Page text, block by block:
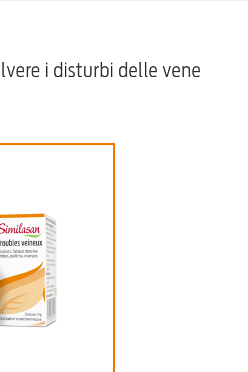
i disturbi delle vene
Similasan Disturbi delle vene